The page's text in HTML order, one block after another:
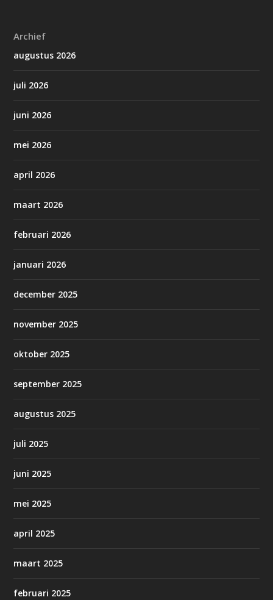
Archief
augustus 2026
juli 2026
juni 2026
mei 2026
april 2026
maart 2026
februari 2026
januari 2026
december 2025
november 2025
oktober 2025
september 2025
augustus 2025
juli 2025
juni 2025
mei 2025
april 2025
maart 2025
februari 2025